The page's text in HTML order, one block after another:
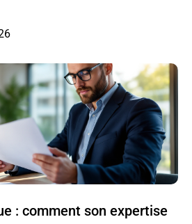
: comment son expertise